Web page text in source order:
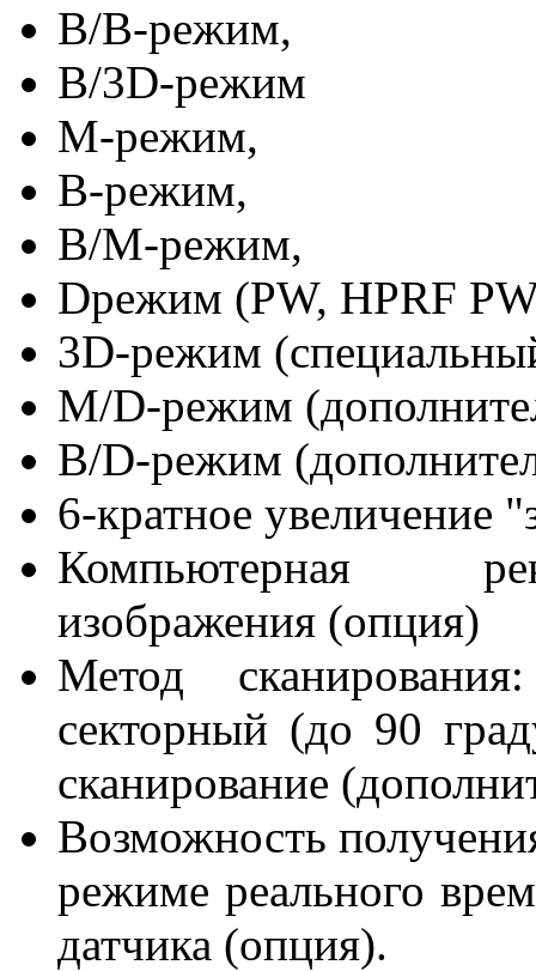
B/B-режим,
B/3D-режим
M-режим,
B-режим,
B/M-режим,
Dрежим (PW, HPRF
3D-режим
M/D-режим
B/D-режим
6-кратное увеличение
Компьютерная
изображения (опция)
Метод
секторный (до 90
сканирование
Возможность
режиме реального
датчика (опция).